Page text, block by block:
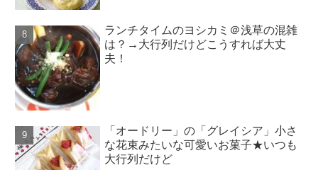
ランチタイムのヨシカミ＠浅草の混雑
は？→大行列だけどこうすれば大丈
夫！
「オードリー」の「グレイシア」小さ
な花束みたいな可愛いお菓子★いつも
大行列だけど